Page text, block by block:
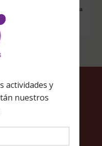
sin ningún coste extra